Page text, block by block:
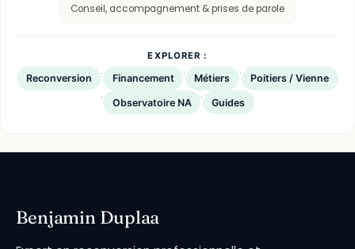
Conseil, accompagnement & prises de parole
EXPLORER :
Reconversion · Financement · Métiers · Poitiers / Vienne
· Observatoire NA · Guides
Benjamin Duplaa